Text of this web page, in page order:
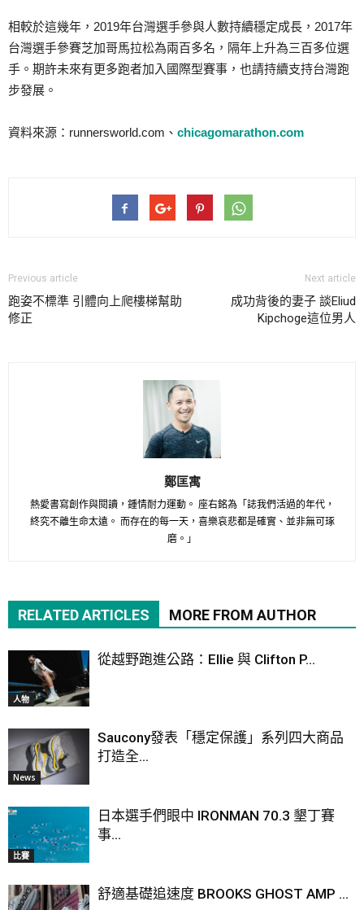
相較於這幾年，2019年台灣選手參與人數持續穩定成長，2017年
台灣選手參賽芝加哥馬拉松為兩百多名，隔年上升為三百多位選
手。期許未來有更多跑者加入國際型賽事，也請持續支持台灣跑
步發展。
資料來源：runnersworld.com、 chicagomarathon.com
Previous article
跑姿不標準 引體向上爬樓梯幫助
修正
Next article
成功背後的妻子 談Eliud
Kipchoge這位男人
鄭匡寓
熱愛書寫創作與閱讀，鍾情耐力運動。 座右銘為「誌我們活過的年代，
終究不離生命太遠。 而存在的每一天，喜樂哀悲都是確實、並非無可琢
磨。」
RELATED ARTICLES MORE FROM AUTHOR
人物
從越野跑進公路：Ellie 與 Clifton P...
News
Saucony發表「穩定保護」系列四大商品
打造全...
比賽
日本選手們眼中 IRONMAN 70.3 墾丁賽
事...
舒適基礎追速度 BROOKS GHOST AMP ...